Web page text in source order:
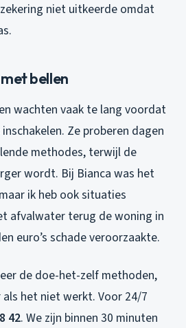
niet uitkeerde omdat
bellen
wachten vaak te lang voordat
Ze proberen dagen
methodes, terwijl de
wordt. Bij Bianca was het
ik heb ook situaties
afvalwater terug de woning in
euro’s schade veroorzaakte.
de doe-het-zelf methoden,
als het niet werkt. Voor 24/7
42. We zijn binnen 30 minuten